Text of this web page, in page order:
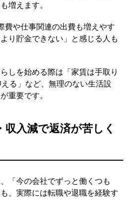
増えます。
費や仕事関連の出費も増えやす
り貯金できない」と感じる人も
しを始める際は「家賃は手取り
る」など、無理のない生活設
重要です。
収入減で返済が苦しく
「今の会社でずっと働くつも
、実際には転職や退職を経験す